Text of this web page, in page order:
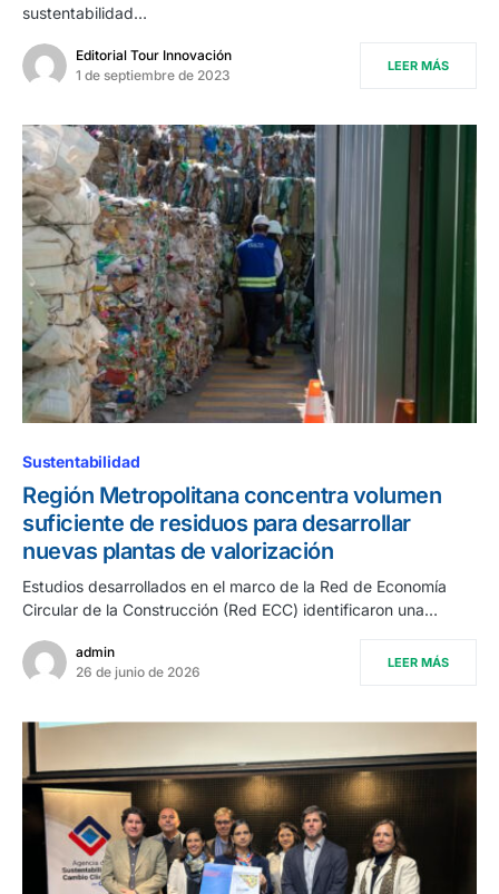
sustentabilidad…
Editorial Tour Innovación
1 de septiembre de 2023
LEER MÁS
Sustentabilidad
Región Metropolitana concentra volumen
suficiente de residuos para desarrollar
nuevas plantas de valorización
Estudios desarrollados en el marco de la Red de Economía
Circular de la Construcción (Red ECC) identificaron una…
admin
26 de junio de 2026
LEER MÁS